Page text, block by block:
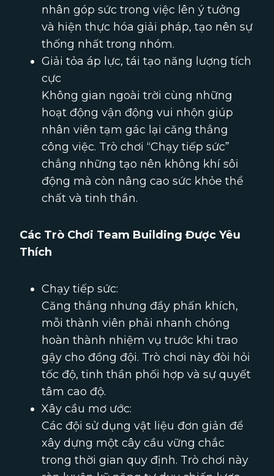
nhân góp sức trong việc lên ý tưởng
và hiện thực hóa giải pháp, tạo nên sự
thống nhất trong nhóm.
Giải tỏa áp lực, tái tạo năng lượng tích
cực
Không gian ngoài trời cùng những
hoạt động vận động vui nhộn giúp
nhân viên tạm gác lại căng thẳng
công việc. Trò chơi “Chạy tiếp sức”
chẳng những tạo nên không khí sôi
động mà còn nâng cao sức khỏe thể
chất và tinh thần.
Các Trò Chơi Team Building Được Yêu
Thích
Chạy tiếp sức:
Căng thẳng nhưng đầy phấn khích,
mỗi thành viên phải nhanh chóng
hoàn thành nhiệm vụ trước khi trao
gậy cho đồng đội. Trò chơi này đòi hỏi
tốc độ, tinh thần phối hợp và sự quyết
tâm cao độ.
Xây cầu mơ ước:
Các đội sử dụng vật liệu đơn giản để
xây dựng một cây cầu vững chắc
trong thời gian quy định. Trò chơi này